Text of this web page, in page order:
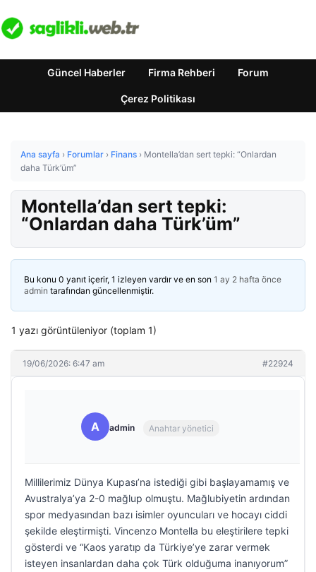
Güncel Haberler Firma Rehberi Forum
Çerez Politikası
Ana sayfa › Forumlar › Finans › Montella’dan sert tepki: “Onlardan
daha Türk’üm”
Montella’dan sert tepki:
“Onlardan daha Türk’üm”
Bu konu 0 yanıt içerir, 1 izleyen vardır ve en son 1 ay 2 hafta önce
admin tarafından güncellenmiştir.
1 yazı görüntüleniyor (toplam 1)
19/06/2026: 6:47 am #22924
A admin Anahtar yönetici
Millilerimiz Dünya Kupası’na istediği gibi başlayamamış ve
Avustralya’ya 2-0 mağlup olmuştu. Mağlubiyetin ardından
spor medyasından bazı isimler oyuncuları ve hocayı ciddi
şekilde eleştirmişti. Vincenzo Montella bu eleştirilere tepki
gösterdi ve “Kaos yaratıp da Türkiye’ye zarar vermek
isteyen insanlardan daha çok Türk olduğuma inanıyorum”